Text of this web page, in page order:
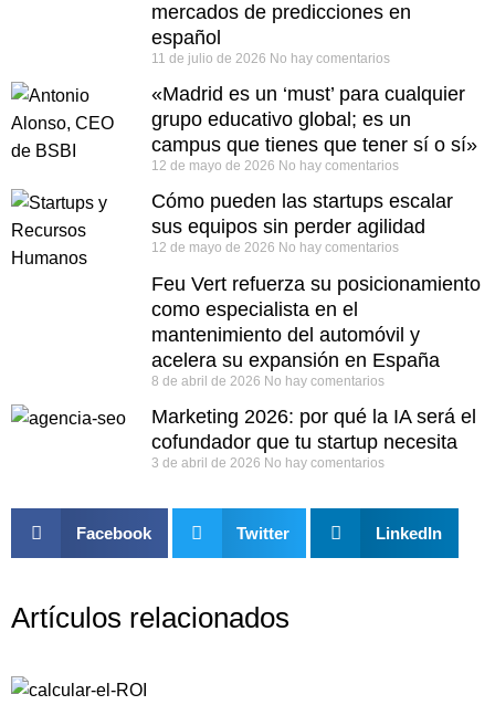
mercados de predicciones en
español
11 de julio de 2026 No hay comentarios
«Madrid es un ‘must’ para cualquier
grupo educativo global; es un
campus que tienes que tener sí o sí»
12 de mayo de 2026 No hay comentarios
Cómo pueden las startups escalar
sus equipos sin perder agilidad
12 de mayo de 2026 No hay comentarios
Feu Vert refuerza su posicionamiento
como especialista en el
mantenimiento del automóvil y
acelera su expansión en España
8 de abril de 2026 No hay comentarios
Marketing 2026: por qué la IA será el
cofundador que tu startup necesita
3 de abril de 2026 No hay comentarios
Facebook Twitter LinkedIn
Artículos relacionados